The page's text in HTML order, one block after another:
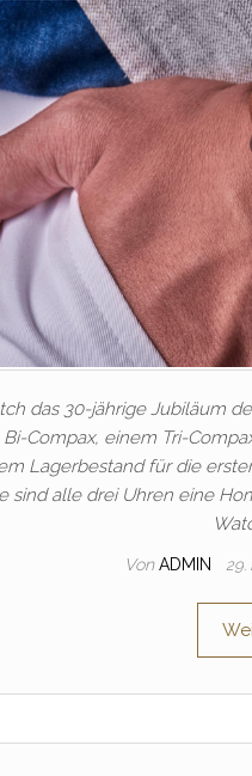
das 30-jährige Jubiläum
Compax, einem Tri-
Lagerbestand für die
sind alle drei Uhren eine
Von ADMIN 29.